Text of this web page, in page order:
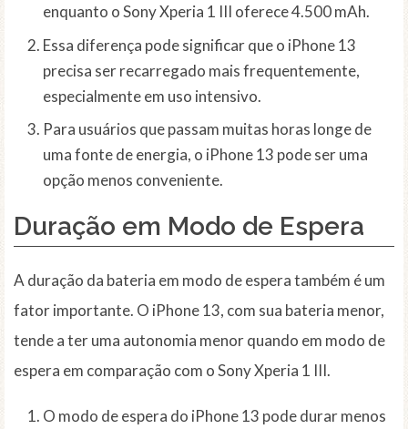
enquanto o Sony Xperia 1 III oferece 4.500 mAh.
Essa diferença pode significar que o iPhone 13
precisa ser recarregado mais frequentemente,
especialmente em uso intensivo.
Para usuários que passam muitas horas longe de
uma fonte de energia, o iPhone 13 pode ser uma
opção menos conveniente.
Duração em Modo de Espera
A duração da bateria em modo de espera também é um
fator importante. O iPhone 13, com sua bateria menor,
tende a ter uma autonomia menor quando em modo de
espera em comparação com o Sony Xperia 1 III.
O modo de espera do iPhone 13 pode durar menos